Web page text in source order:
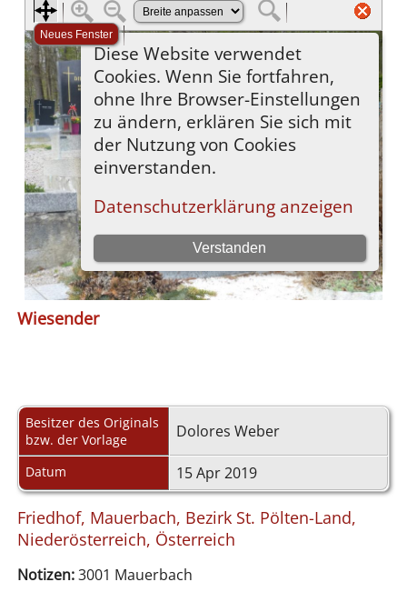
Wiesender
Besitzer des Originals
bzw. der Vorlage
Dolores Weber
Datum 15 Apr 2019
Friedhof, Mauerbach, Bezirk St. Pölten-Land,
Niederösterreich, Österreich
Notizen:3001 Mauerbach